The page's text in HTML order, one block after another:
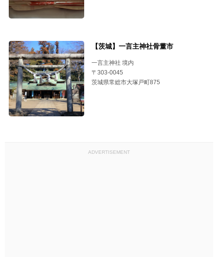
【茨城】一言主神社骨董市
一言主神社 境内
〒303-0045
茨城県常総市大塚戸町875
ADVERTISEMENT